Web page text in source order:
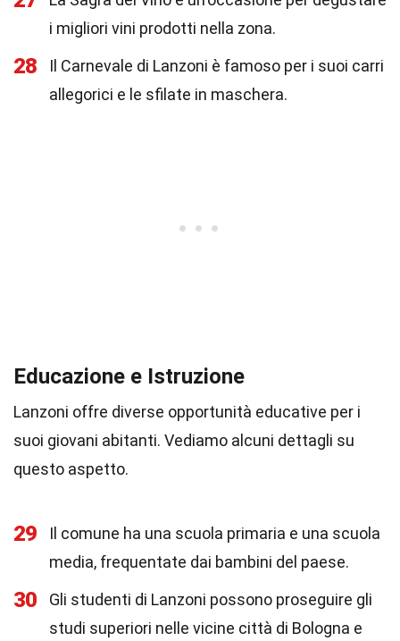
i migliori vini prodotti nella zona.
28
Il Carnevale di Lanzoni è famoso per i suoi carri
allegorici e le sfilate in maschera.
Educazione e Istruzione
Lanzoni offre diverse opportunità educative per i
suoi giovani abitanti. Vediamo alcuni dettagli su
questo aspetto.
29
Il comune ha una scuola primaria e una scuola
media, frequentate dai bambini del paese.
30
Gli studenti di Lanzoni possono proseguire gli
studi superiori nelle vicine città di Bologna e